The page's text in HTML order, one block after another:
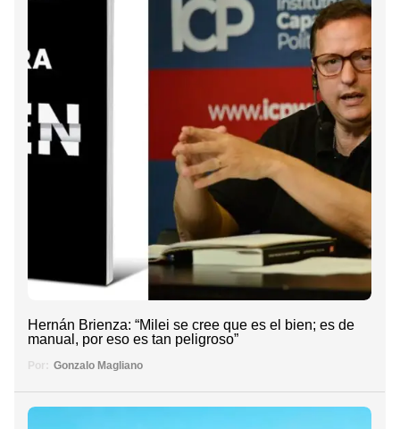
Hernán Brienza: “Milei se cree que es el bien; es de
manual, por eso es tan peligroso”
Por: Gonzalo Magliano